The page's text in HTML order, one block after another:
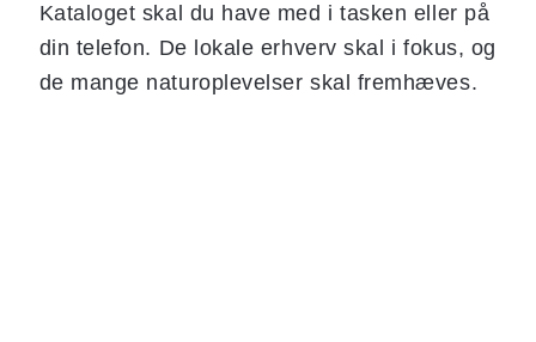
Kataloget skal du have med i tasken eller på
din telefon. De lokale erhverv skal i fokus, og
de mange naturoplevelser skal fremhæves.